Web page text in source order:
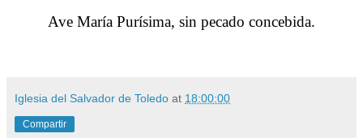
Ave María Purísima, sin pecado concebida.
Iglesia del Salvador de Toledo at 18:00:00
Compartir